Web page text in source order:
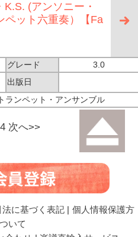
(アンソニー・
ペット六重奏）【Fa
グレード
3.0
出版日
ランペット・アンサンブル
4 次へ>>
に基づく表記 | 個人情報保護方
いて